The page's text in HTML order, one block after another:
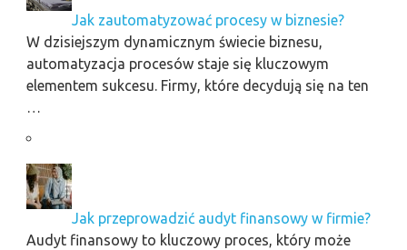
Jak zautomatyzować procesy w biznesie?
W dzisiejszym dynamicznym świecie biznesu,
automatyzacja procesów staje się kluczowym
elementem sukcesu. Firmy, które decydują się na ten
…
Jak przeprowadzić audyt finansowy w firmie?
Audyt finansowy to kluczowy proces, który może